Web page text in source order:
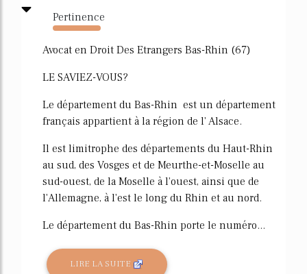
Pertinence
461%
Avocat en Droit Des Etrangers Bas-Rhin (67)
LE SAVIEZ-VOUS?
Le département du Bas-Rhin est un département
français appartient à la région de l' Alsace.
Il est limitrophe des départements du Haut-Rhin
au sud, des Vosges et de Meurthe-et-Moselle au
sud-ouest, de la Moselle à l'ouest, ainsi que de
l'Allemagne, à l'est le long du Rhin et au nord.
Le département du Bas-Rhin porte le numéro...
LIRE LA SUITE